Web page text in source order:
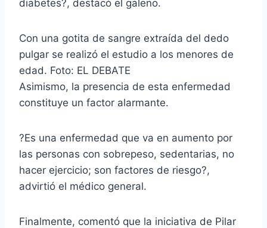
diabetes?, destacó el galeno.
Con una gotita de sangre extraída del dedo
pulgar se realizó el estudio a los menores de
edad. Foto: EL DEBATE
Asimismo, la presencia de esta enfermedad
constituye un factor alarmante.
?Es una enfermedad que va en aumento por
las personas con sobrepeso, sedentarias, no
hacer ejercicio; son factores de riesgo?,
advirtió el médico general.
Finalmente, comentó que la iniciativa de Pilar